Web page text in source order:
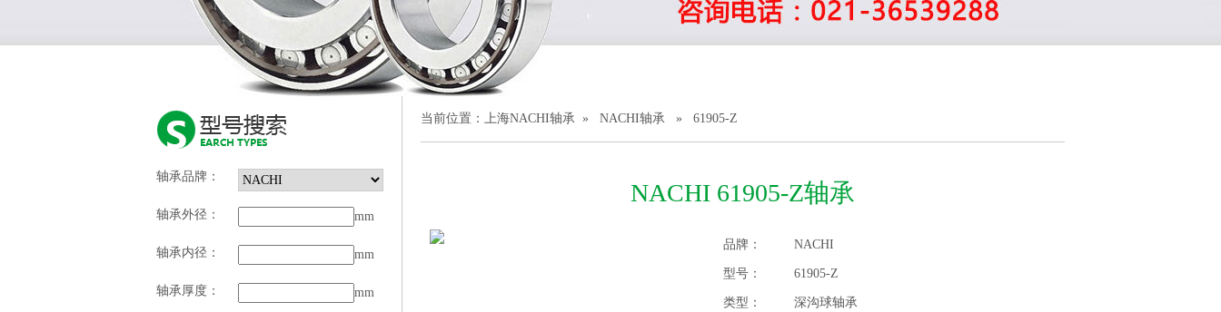
轴承品牌：
轴承外径： mm
轴承内径： mm
轴承厚度： mm
当前位置： 上海NACHI轴承 » NACHI轴承 » 61905-Z
NACHI 61905-Z轴承
品牌： NACHI
型号： 61905-Z
类型： 深沟球轴承